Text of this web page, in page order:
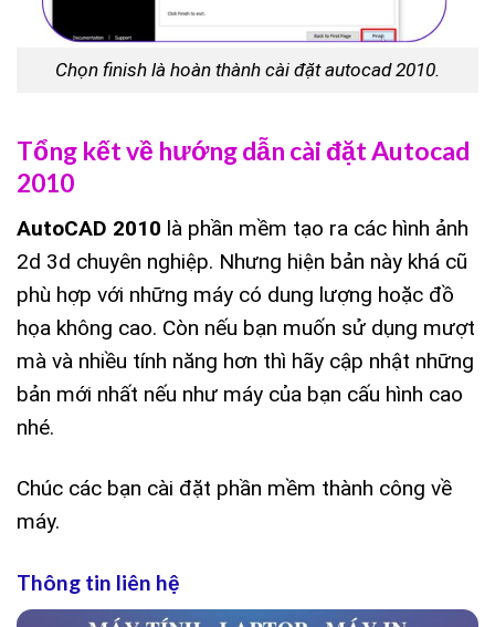
Chọn finish là hoàn thành cài đặt autocad 2010.
Tổng kết về hướng dẫn cài đặt Autocad
2010
AutoCAD 2010 là phần mềm tạo ra các hình ảnh
2d 3d chuyên nghiệp. Nhưng hiện bản này khá cũ
phù hợp với những máy có dung lượng hoặc đồ
họa không cao. Còn nếu bạn muốn sử dụng mượt
mà và nhiều tính năng hơn thì hãy cập nhật những
bản mới nhất nếu như máy của bạn cấu hình cao
nhé.
Chúc các bạn cài đặt phần mềm thành công về
máy.
Thông tin liên hệ